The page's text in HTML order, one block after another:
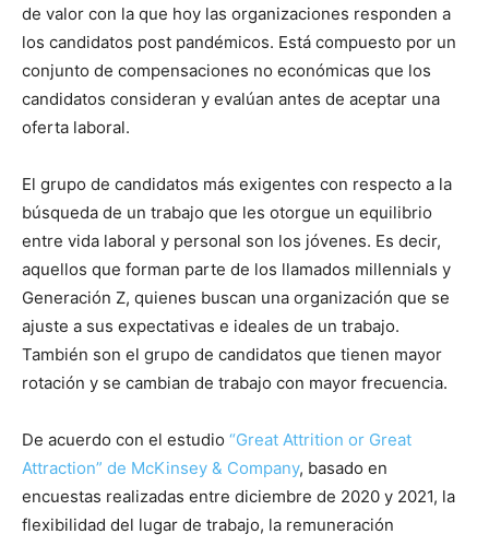
de valor con la que hoy las organizaciones responden a
los candidatos post pandémicos. Está compuesto por un
conjunto de compensaciones no económicas que los
candidatos consideran y evalúan antes de aceptar una
oferta laboral.
El grupo de candidatos más exigentes con respecto a la
búsqueda de un trabajo que les otorgue un equilibrio
entre vida laboral y personal son los jóvenes. Es decir,
aquellos que forman parte de los llamados millennials y
Generación Z, quienes buscan una organización que se
ajuste a sus expectativas e ideales de un trabajo.
También son el grupo de candidatos que tienen mayor
rotación y se cambian de trabajo con mayor frecuencia.
De acuerdo con el estudio “Great Attrition or Great
Attraction” de McKinsey & Company, basado en
encuestas realizadas entre diciembre de 2020 y 2021, la
flexibilidad del lugar de trabajo, la remuneración